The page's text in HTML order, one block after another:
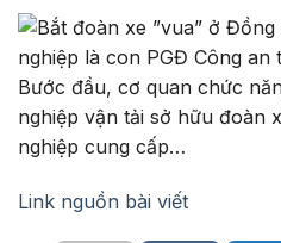
Bước đầu, cơ quan chức
nghiệp vận tải sở hữu đoàn
nghiệp cung cấp…
Link nguồn bài viết